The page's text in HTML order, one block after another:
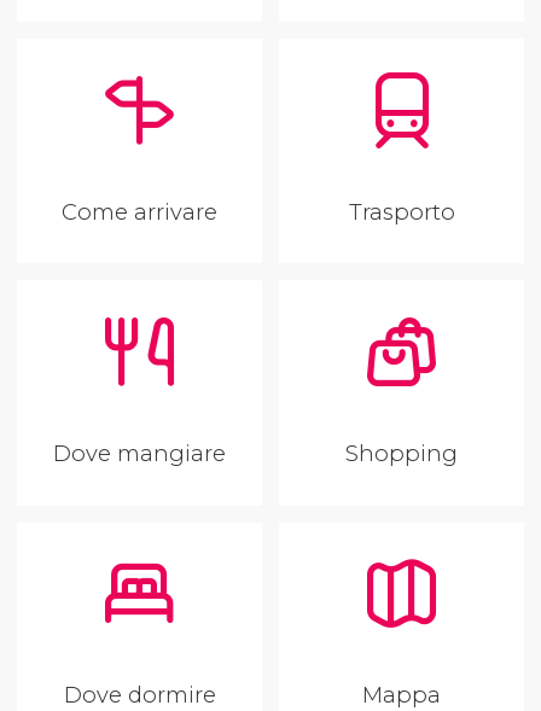
Come arrivare Trasporto
Dove mangiare Shopping
Dove dormire Mappa